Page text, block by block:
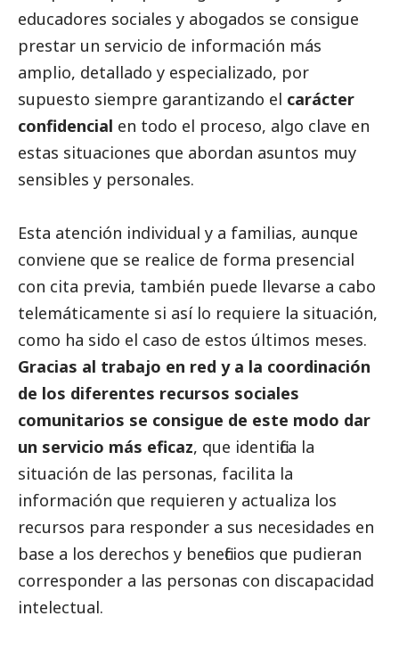
educadores sociales y abogados se consigue
prestar un servicio de información más
amplio, detallado y especializado, por
supuesto siempre garantizando el carácter
confidencial en todo el proceso, algo clave en
estas situaciones que abordan asuntos muy
sensibles y personales.
Esta atención individual y a familias, aunque
conviene que se realice de forma presencial
con cita previa, también puede llevarse a cabo
telemáticamente si así lo requiere la situación,
como ha sido el caso de estos últimos meses.
Gracias al trabajo en red y a la coordinación
de los diferentes recursos sociales
comunitarios se consigue de este modo dar
un servicio más eficaz, que identifica la
situación de las personas, facilita la
información que requieren y actualiza los
recursos para responder a sus necesidades en
base a los derechos y beneficios que pudieran
corresponder a las personas con discapacidad
intelectual.